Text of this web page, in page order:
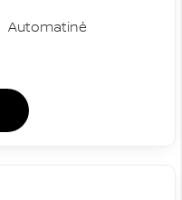
Automatinė